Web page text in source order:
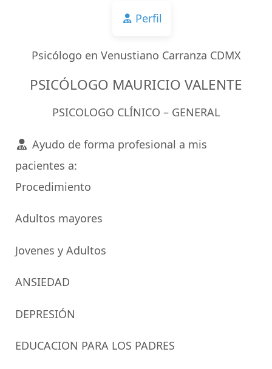
Perfil
Psicólogo en Venustiano Carranza CDMX
PSICÓLOGO MAURICIO VALENTE
PSICOLOGO CLÍNICO – GENERAL
Ayudo de forma profesional a mis
pacientes a:
Procedimiento
Adultos mayores
Jovenes y Adultos
ANSIEDAD
DEPRESIÓN
EDUCACION PARA LOS PADRES